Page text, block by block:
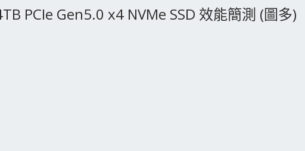
PCIe Gen5.0 x4 NVMe SSD 效能簡測 (圖多)